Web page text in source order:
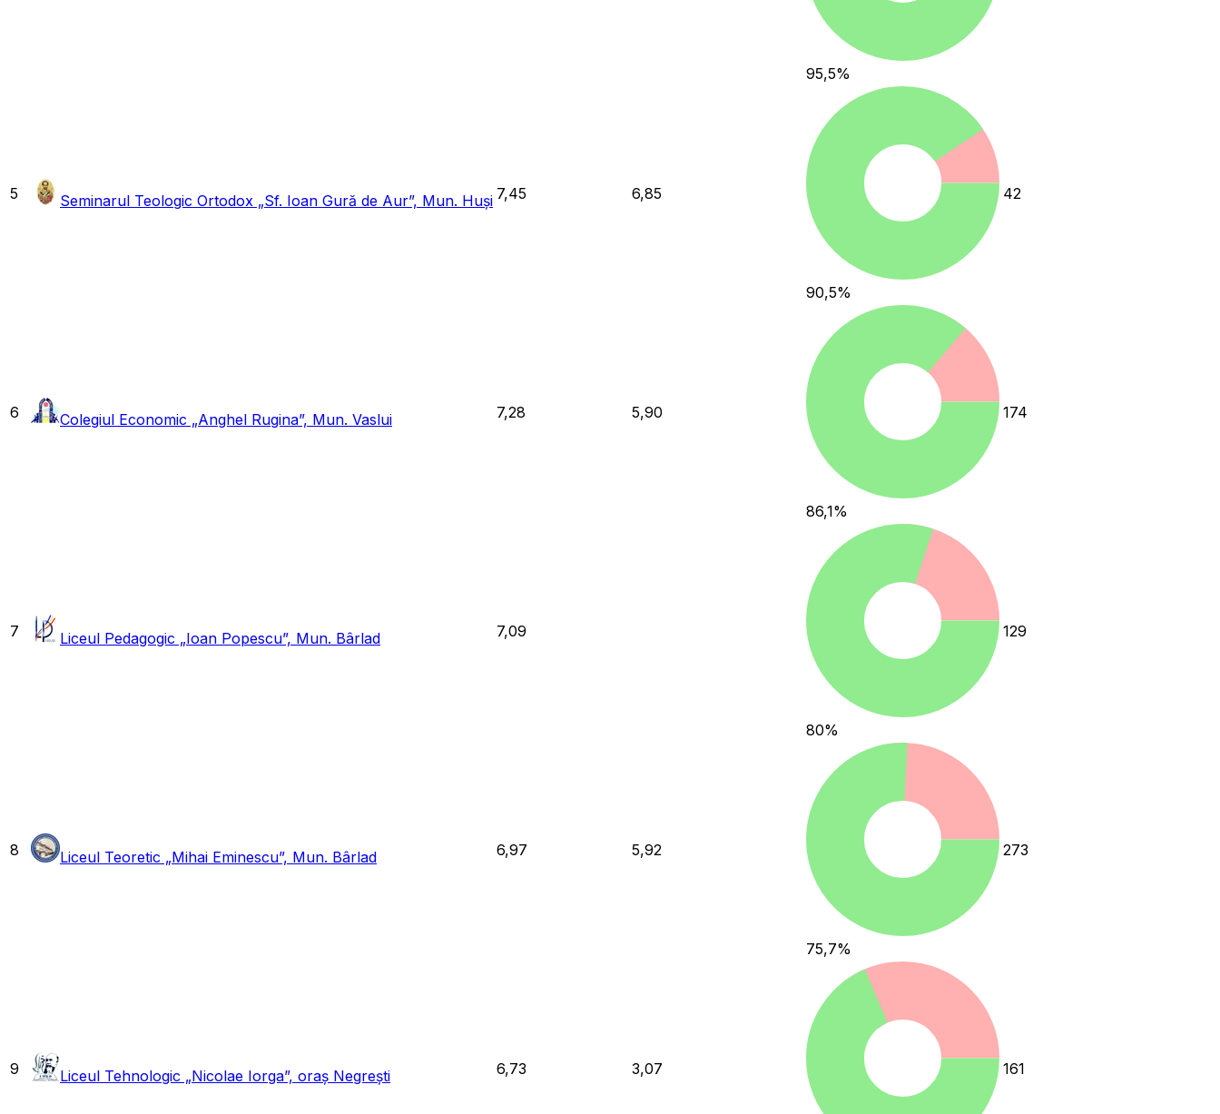
95,5%
5 Seminarul Teologic Ortodox „Sf. Ioan Gură de Aur”, Mun. Huși 7,45 6,85
90,5%
42
6 Colegiul Economic „Anghel Rugina”, Mun. Vaslui 7,28 5,90
86,1%
174
7 Liceul Pedagogic „Ioan Popescu”, Mun. Bârlad 7,09
80%
129
8 Liceul Teoretic „Mihai Eminescu”, Mun. Bârlad 6,97 5,92
75,7%
273
9 Liceul Tehnologic „Nicolae Iorga”, oraș Negrești 6,73 3,07 161